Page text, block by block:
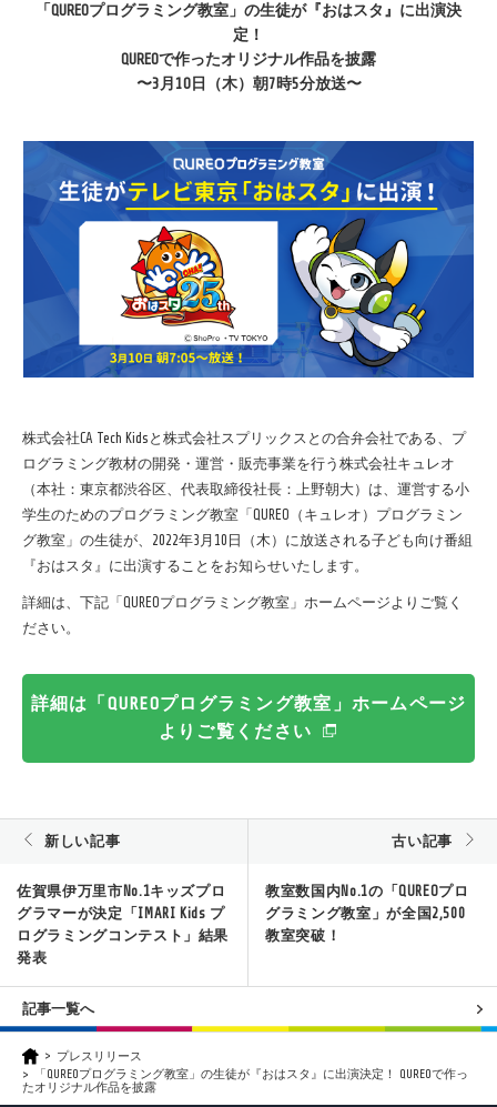
「QUREOプログラミング教室」の生徒が『おはスタ』に出演決
定！
QUREOで作ったオリジナル作品を披露
〜3月10日（木）朝7時5分放送〜
株式会社CA Tech Kids と 株式会社スプリックス との合弁会社である、プ
ログラミング教材の開発・運営・販売事業を行う株式会社キュレオ
（本社：東京都渋谷区、代表取締役社長：上野朝大）は、運営する小
学生のためのプログラミング教室 「QUREO（キュレオ）プログラミン
グ教室」 の生徒が、2022年3月10日（木）に放送される子ども向け番組
『おはスタ』に出演することをお知らせいたします。
詳細は、下記「QUREOプログラミング教室」ホームページよりご覧く
ださい。
詳細は「QUREOプログラミング教室」ホームページ
よりご覧ください
新しい記事
佐賀県伊万里市No.1キッズプロ
グラマーが決定「IMARI Kids プ
ログラミングコンテスト」結果
発表
古い記事
教室数国内No.1の「QUREOプロ
グラミング教室」が全国2,500
教室突破！
記事一覧へ
プレスリリース
「QUREOプログラミング教室」の生徒が『おはスタ』に出演決定！ QUREOで作っ
たオリジナル作品を披露